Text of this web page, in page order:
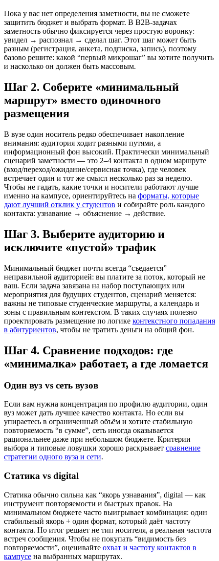
Пока у вас нет определения заметности, вы не сможете
защитить бюджет и выбрать формат. В B2B-задачах
заметность обычно фиксируется через простую воронку:
увидел → распознал → сделал шаг. Этот шаг может быть
разным (регистрация, анкета, подписка, запись), поэтому
базово решите: какой “первый микрошаг” вы хотите получить
и насколько он должен быть массовым.
Шаг 2. Соберите «минимальный
маршрут» вместо одиночного
размещения
В вузе один носитель редко обеспечивает накопление
внимания: аудитория ходит разными путями, а
информационный фон высокий. Практически минимальный
сценарий заметности — это 2–4 контакта в одном маршруте
(вход/переход/ожидание/сервисная точка), где человек
встречает один и тот же смысл несколько раз за неделю.
Чтобы не гадать, какие точки и носители работают лучше
именно на кампусе, ориентируйтесь на форматы, которые
дают лучший отклик у студентов и собирайте роль каждого
контакта: узнавание → объяснение → действие.
Шаг 3. Выберите аудиторию и
исключите «пустой» трафик
Минимальный бюджет почти всегда “съедается”
неправильной аудиторией: вы платите за поток, который не
ваш. Если задача завязана на набор поступающих или
мероприятия для будущих студентов, сценарий меняется:
важны не типовые студенческие маршруты, а календарь и
зоны с правильным контекстом. В таких случаях полезно
проектировать размещение по логике контекстного попадания
в абитуриентов, чтобы не тратить деньги на общий фон.
Шаг 4. Сравнение подходов: где
«минималка» работает, а где ломается
Один вуз vs сеть вузов
Если вам нужна концентрация по профилю аудитории, один
вуз может дать лучшее качество контакта. Но если вы
упираетесь в ограниченный объём и хотите стабильную
повторяемость “в сумме”, сеть иногда оказывается
рациональнее даже при небольшом бюджете. Критерии
выбора и типовые ловушки хорошо раскрывает сравнение
стратегии одного вуза и сети.
Статика vs digital
Статика обычно сильна как “якорь узнавания”, digital — как
инструмент повторяемости и быстрых правок. На
минимальном бюджете часто выигрывает комбинация: один
стабильный якорь + один формат, который даёт частоту
контакта. Но итог решает не тип носителя, а реальная частота
встреч сообщения. Чтобы не покупать “видимость без
повторяемости”, оценивайте охват и частоту контактов в
кампусе на выбранных маршрутах.